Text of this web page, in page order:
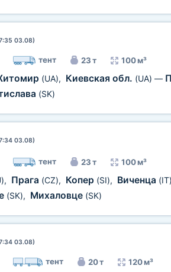
03.08)
тент 23 т 100 м³
(UA), Киевская обл. (UA) —
(SK)
03.08)
тент 23 т 100 м³
, Прага (CZ), Копер (SI), Виченца
(SK), Михаловце (SK)
03.08)
тент 20 т 120 м³